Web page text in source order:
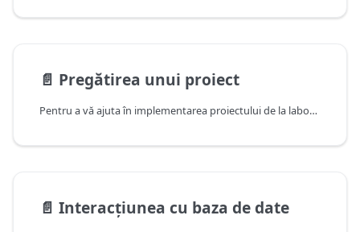
📄️ Pregătirea unui proiect
Pentru a vă ajuta în implementarea proiectului de la laborator, puteți utiliza scheletul proiectului .NET disponibil pe GitLab. Cu toate acestea, pentru a începe, vom crea un proiect de backend în IDE-ul preferat, selectând un template pentru .NET Core de Web API, după cum se arată mai jos.
📄️ Interacțiunea cu baza de date